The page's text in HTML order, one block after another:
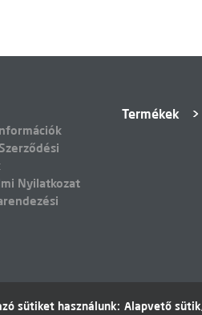
Nyilatkozat
Termékek
sütiket használunk: Alapvető